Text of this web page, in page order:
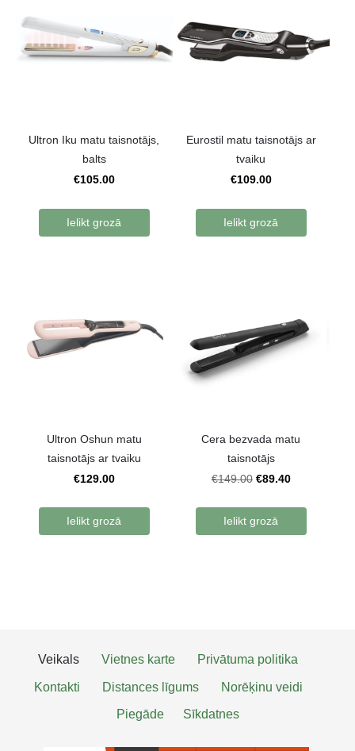
Ultron Iku matu taisnotājs,
balts
€105.00
Ielikt grozā
Eurostil matu taisnotājs ar
tvaiku
€109.00
Ielikt grozā
Ultron Oshun matu
taisnotājs ar tvaiku
€129.00
Ielikt grozā
Cera bezvada matu
taisnotājs
€149.00 €89.40
Ielikt grozā
Veikals Vietnes karte Privātuma politika
Kontakti Distances līgums Norēķinu veidi
Piegāde Sīkdatnes